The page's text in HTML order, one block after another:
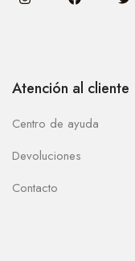
Atención al cliente
Centro de ayuda
Devoluciones
Contacto